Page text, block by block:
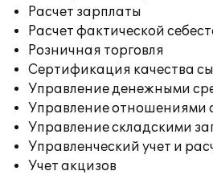
Расчет зарплаты
Расчет фактической
Розничная торговля
Сертификация качества
Управление денежными
Управление отношениями
Управление складскими
Управленческий учет и
Учет акцизов